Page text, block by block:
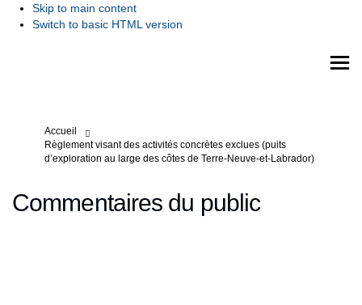
Skip to main content
Switch to basic HTML version
Vous êtes ici:
Accueil
Règlement visant des activités concrètes exclues (puits
d’exploration au large des côtes de Terre-Neuve-et-Labrador)
Commentaires du public